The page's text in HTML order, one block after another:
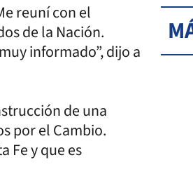
reuní con el
de la Nación.
informado”, dijo a
de una
por el Cambio.
Fe y que es